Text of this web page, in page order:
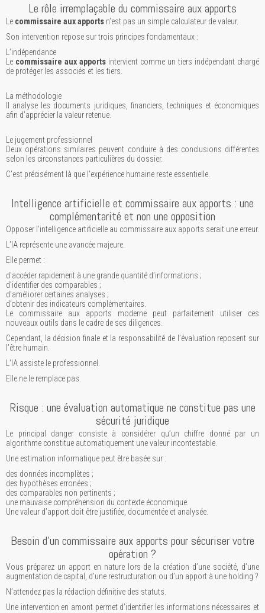
Le rôle irremplaçable du commissaire aux apports
Le commissaire aux apports n’est pas un simple calculateur de valeur.
Son intervention repose sur trois principes fondamentaux :
L’indépendance
Le commissaire aux apports intervient comme un tiers indépendant chargé
de protéger les associés et les tiers.
La méthodologie
Il analyse les documents juridiques, financiers, techniques et économiques
afin d’apprécier la valeur retenue.
Le jugement professionnel
Deux opérations similaires peuvent conduire à des conclusions différentes
selon les circonstances particulières du dossier.
C’est précisément là que l’expérience humaine reste essentielle.
Intelligence artificielle et commissaire aux apports : une
complémentarité et non une opposition
Opposer l’intelligence artificielle au commissaire aux apports serait une erreur.
L’IA représente une avancée majeure.
Elle permet :
d'accéder rapidement à une grande quantité d’informations ;
d’identifier des comparables ;
d’améliorer certaines analyses ;
d’obtenir des indicateurs complémentaires.
Le commissaire aux apports moderne peut parfaitement utiliser ces
nouveaux outils dans le cadre de ses diligences.
Cependant, la décision finale et la responsabilité de l’évaluation reposent sur
l’être humain.
L’IA assiste le professionnel.
Elle ne le remplace pas.
Risque : une évaluation automatique ne constitue pas une
sécurité juridique
Le principal danger consiste à considérer qu’un chiffre donné par un
algorithme constitue automatiquement une valeur incontestable.
Une estimation informatique peut être basée sur :
des données incomplètes ;
des hypothèses erronées ;
des comparables non pertinents ;
une mauvaise compréhension du contexte économique.
Une valeur d’apport doit être justifiée, documentée et analysée.
Besoin d’un commissaire aux apports pour sécuriser votre
opération ?
Vous préparez un apport en nature lors de la création d’une société, d’une
augmentation de capital, d’une restructuration ou d’un apport à une holding ?
N’attendez pas la rédaction définitive des statuts.
Une intervention en amont permet d’identifier les informations nécessaires et